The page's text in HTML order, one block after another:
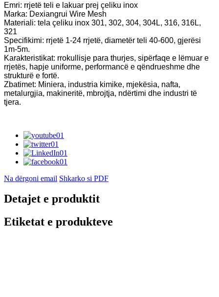
Emri: rrjetë teli e lakuar prej çeliku inox
Marka: Dexiangrui Wire Mesh
Materiali: tela çeliku inox 301, 302, 304, 304L, 316, 316L,
321
Specifikimi: rrjetë 1-24 rrjetë, diametër teli 40-600, gjerësi
1m-5m.
Karakteristikat: rrokullisje para thurjes, sipërfaqe e lëmuar e
rrjetës, hapje uniforme, performancë e qëndrueshme dhe
strukturë e fortë.
Zbatimet: Miniera, industria kimike, mjekësia, nafta,
metalurgjia, makineritë, mbrojtja, ndërtimi dhe industri të
tjera.
Na dërgoni email Shkarko si PDF
Detajet e produktit
Etiketat e produkteve